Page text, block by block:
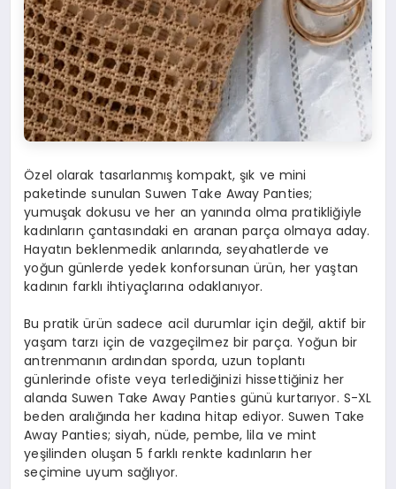
Özel olarak tasarlanmış kompakt, şık ve mini
paketinde sunulan Suwen Take Away Panties;
yumuşak dokusu ve her an yanında olma pratikliğiyle
kadınların çantasındaki en aranan parça olmaya aday.
Hayatın beklenmedik anlarında, seyahatlerde ve
yoğun günlerde yedek konforsunan ürün, her yaştan
kadının farklı ihtiyaçlarına odaklanıyor.
Bu pratik ürün sadece acil durumlar için değil, aktif bir
yaşam tarzı için de vazgeçilmez bir parça. Yoğun bir
antrenmanın ardından sporda, uzun toplantı
günlerinde ofiste veya terlediğinizi hissettiğiniz her
alanda Suwen Take Away Panties günü kurtarıyor. S-XL
beden aralığında her kadına hitap ediyor. Suwen Take
Away Panties; siyah, nüde, pembe, lila ve mint
yeşilinden oluşan 5 farklı renkte kadınların her
seçimine uyum sağlıyor.